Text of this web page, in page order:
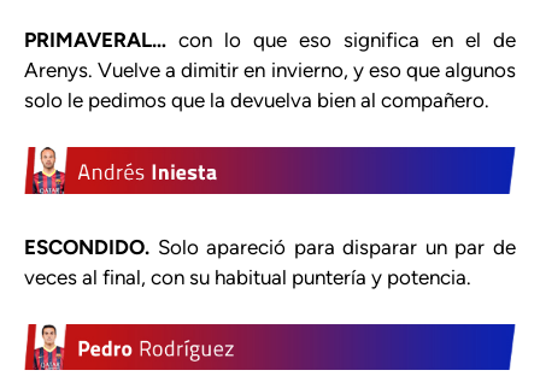
PRIMAVERAL… con lo que eso significa en el de
Arenys. Vuelve a dimitir en invierno, y eso que algunos
solo le pedimos que la devuelva bien al compañero.
ESCONDIDO. Solo apareció para disparar un par de
veces al final, con su habitual puntería y potencia.